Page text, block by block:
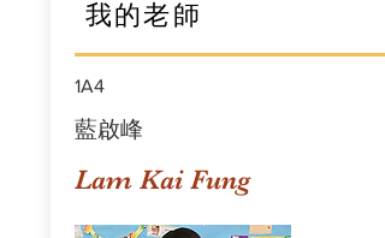
我的老師
1A4
藍啟峰
Lam Kai Fung